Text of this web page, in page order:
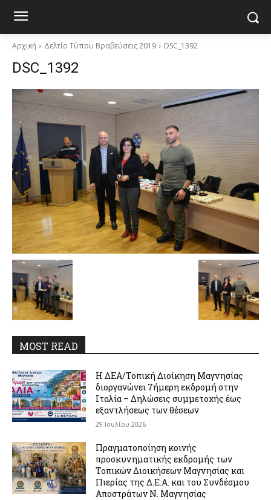
Αρχική Δελτίο Τύπου Βραβεύσεις 2019 DSC_1392
DSC_1392
MOST READ
Η ΔΕΑ/Τοπική Διοίκηση Μαγνησίας
διοργανώνει 7ήμερη εκδρομή στην
Ιταλία – Δηλώσεις συμμετοχής έως
εξαντλήσεως των θέσεων
29 Ιουλίου 2026
Πραγματοποίηση κοινής
προσκυνηματικής εκδρομής των
Τοπικών Διοικήσεων Μαγνησίας και
Πιερίας της Δ.Ε.Α. και του Συνδέσμου
Αποστράτων Ν. Μαγνησίας